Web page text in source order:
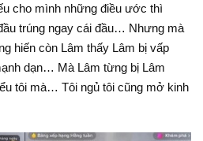
cho mình những điều ước thì
trúng ngay cái đầu… Nhưng mà
hiến còn Lâm thấy Lâm bị vấp
dạn… Mà Lâm từng bị Lâm
tôi mà… Tôi ngủ tôi cũng mở kinh